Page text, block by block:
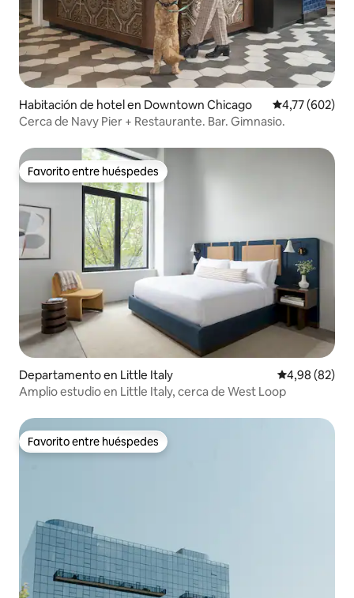
Habitación de hotel en Downtown Chicago Calificación
4,77 (602)
Cerca de Navy Pier + Restaurante. Bar. Gimnasio.
Favorito entre huéspedes
Favorito entre huéspedes
Departamento en Little Italy Calificación
4,98 (82)
Amplio estudio en Little Italy, cerca de West Loop
Favorito entre huéspedes
Favorito entre huéspedes